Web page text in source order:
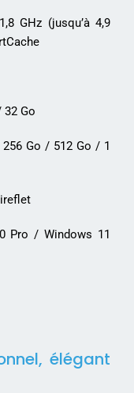
GHz (jusqu’à 4,9
32 Go
Go / 512 Go / 1
Pro / Windows 11
élégant